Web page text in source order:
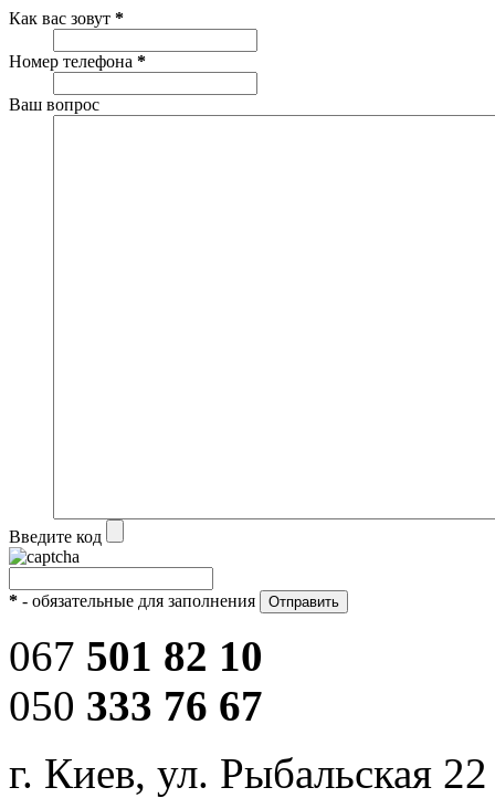
Как вас зовут *
Номер телефона *
Ваш вопрос
Введите код
* - обязательные для заполнения
067 501 82 10
050 333 76 67
г. Киев, ул. Рыбальская 22